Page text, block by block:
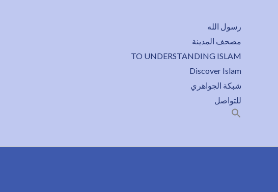
رسول الله
مصحف المدينة
TO UNDERSTANDING ISLAM
Discover Islam
شبكة الجواهري
للتواصل
Search